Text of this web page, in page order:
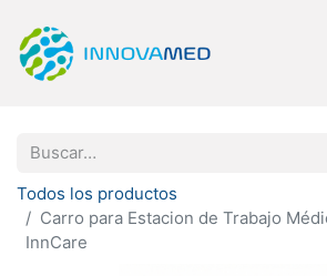
Todos los productos
Carro para Estacion de Trabajo
InnCare